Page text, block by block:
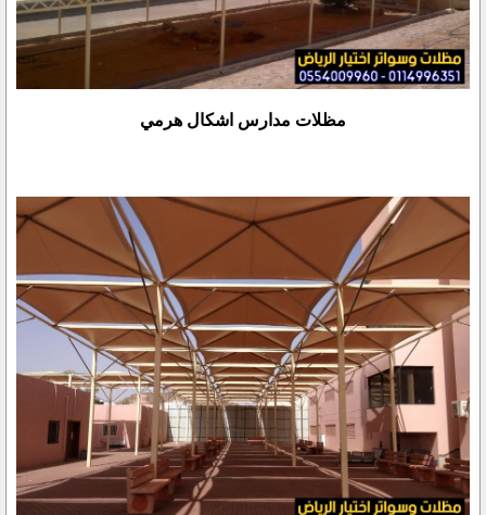
مظلات مدارس اشكال هرمي